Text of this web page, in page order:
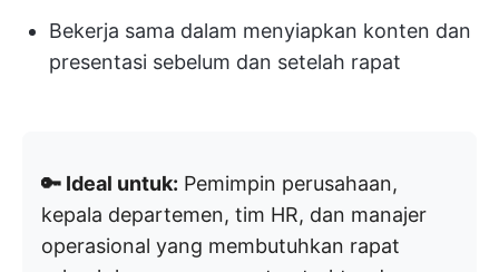
Bekerja sama dalam menyiapkan konten dan
presentasi sebelum dan setelah rapat
🔑 Ideal untuk: Pemimpin perusahaan,
kepala departemen, tim HR, dan manajer
operasional yang membutuhkan rapat